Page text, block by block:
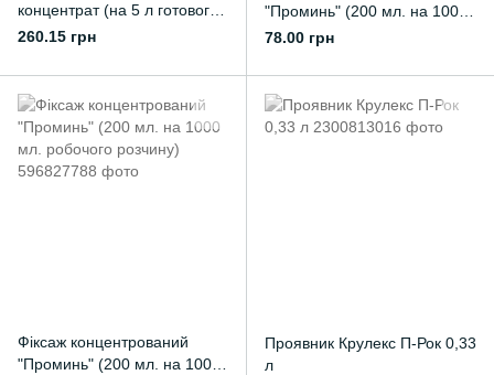
концентрат (на 5 л готового
розчину)
260.15 грн
"Проминь" (200 мл. на 1000
мл. робочого розчину.)
78.00 грн
Фіксаж концентрований
"Проминь" (200 мл. на 1000
Проявник Крулекс П-Рок 0,33
л